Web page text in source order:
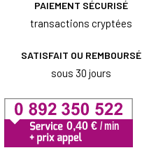
PAIEMENT SÉCURISÉ
transactions cryptées
SATISFAIT OU REMBOURSÉ
sous 30 jours